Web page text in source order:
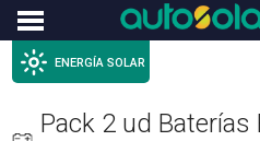
Menu
ENERGÍA SOLAR
Pack 2 ud